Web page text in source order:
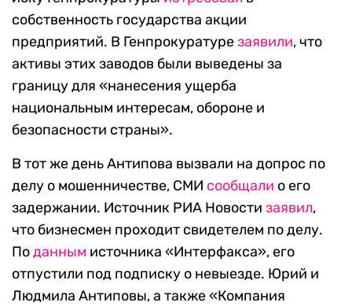
собственность государства акции
предприятий. В Генпрокуратурезаявили, что
активы этих заводов были выведены за
границу для «нанесения ущерба
национальным интересам, обороне и
безопасности страны».
В тот же день Антипова вызвали на допрос по
делу о мошенничестве, СМИ сообщали о его
задержании. Источник РИА Новости заявил,
что бизнесмен проходит свидетелем по делу.
Поданным источника «Интерфакса», его
отпустили под подписку о невыезде. Юрий и
Людмила Антиповы, а также «Компания